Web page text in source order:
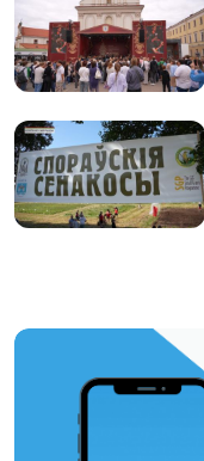
https://t.me/minskctvby